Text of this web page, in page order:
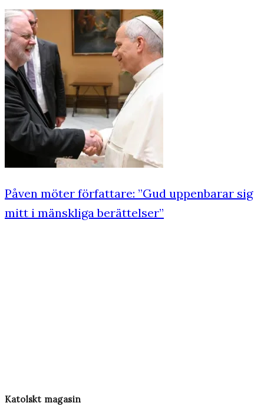
Påven möter författare: ”Gud uppenbarar sig
mitt i mänskliga berättelser”
Katolskt magasin